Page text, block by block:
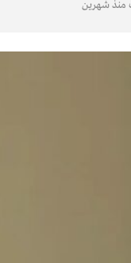
منذ شهرين